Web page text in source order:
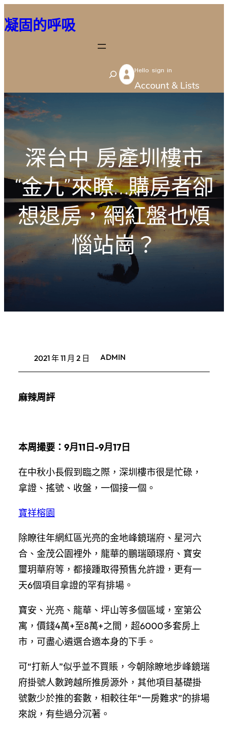
至
容
凝固的呼吸
S
e
h
Hello sign in
Account & Lists
深台中 房產圳樓市
“金九”來瞭…購房者卻
想退房，網紅盤也煩
惱站崗？
2021 年 11 月 2 日 ADMIN
麻辣周評
本周撮要：9月11 日-9月17日
在中秋小長假到臨之際，深圳樓市很是忙碌，
拿證、搖號、收盤，一個接一個。
寶祥榕園
除瞭往年網紅區光亮的金地峰鏡瑞府、星河六
合、金茂公園裡外，龍華的鵬瑞頤璟府、寶安
璽玥華府等，都接踵取得預售允許證，更有一
天6個項目拿證的罕有排場。
寶安、光亮、龍華、坪山等多個區域，室第公
寓，價錢4萬+至8萬+之間，超6000多套房上
市，可盡心遴選合適本身的下手。
可“打新人”似乎並不買賬，今朝除瞭地步峰鏡瑞
府掛號人數跨越所推房源外，其他項目基礎掛
號數少於推的套數，相較往年“一房難求”的排場
來說，有些過分沉著。